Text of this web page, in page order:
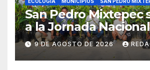
San Pedro Mixtepec
a la Jornada
Reforestación 2026
9 DE AGOSTO DE 2026